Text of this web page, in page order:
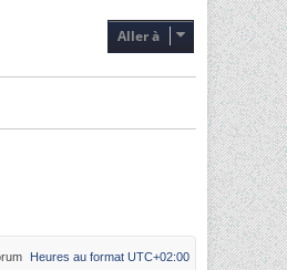
Aller à
Heures au format UTC+02:00